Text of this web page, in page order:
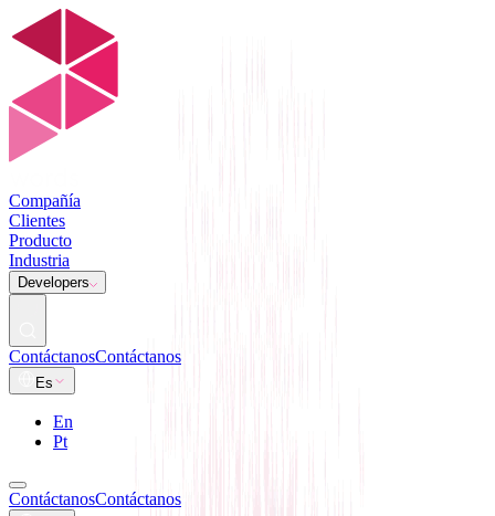
Compañía
Clientes
Producto
Industria
Developers
ContáctanosContáctanos
Es
En
Pt
ContáctanosContáctanos